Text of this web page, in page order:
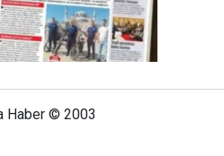
Haber © 2003